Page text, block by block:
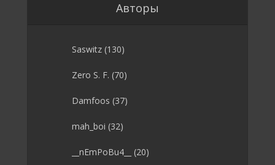
Авторы
Saswitz (130)
Zero S. F. (70)
Damfoos (37)
mah_boi (32)
__nEmPoBu4__ (20)